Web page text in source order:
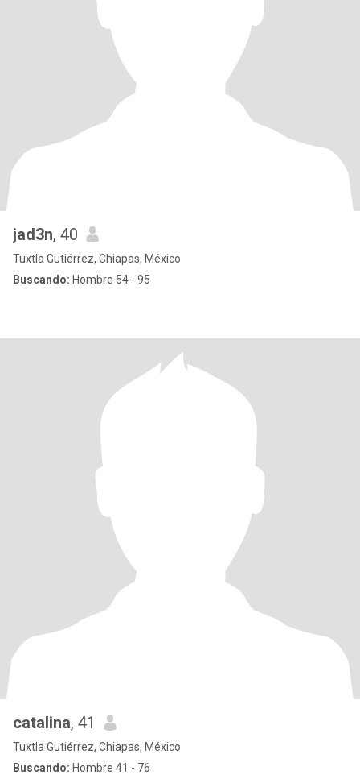
jad3n, 40
Tuxtla Gutiérrez, Chiapas, México
Buscando: Hombre 54 - 95
catalina, 41
Tuxtla Gutiérrez, Chiapas, México
Buscando: Hombre 41 - 76